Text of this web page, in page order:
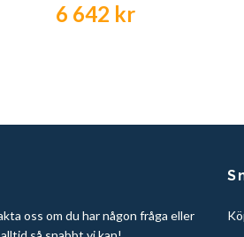
6 642 kr
oss om du har någon fråga eller